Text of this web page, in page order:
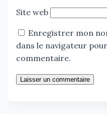
Site web
Enregistrer mon
dans le navigateur
commentaire.
Laisser un commentaire